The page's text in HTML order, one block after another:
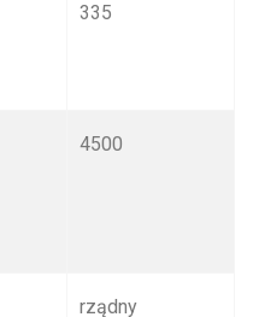
335
4500
rządny